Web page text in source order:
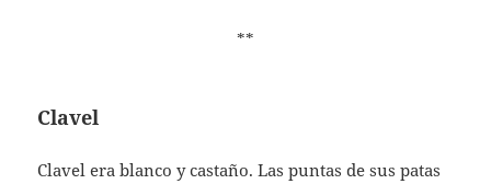
**
Clavel
Clavel era blanco y castaño. Las puntas de sus patas